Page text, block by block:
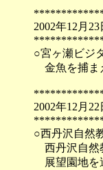
2002年12月
○宮ヶ瀬ビジ
金魚を捕ま
2002年12月
○西丹沢自然
西丹沢自然
展望園地を